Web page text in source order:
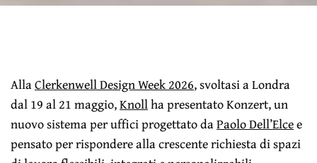
AllaClerkenwell Design Week 2026, svoltasi a Londra
dal 19 al 21 maggio,Knollha presentato Konzert, un
nuovo sistema per uffici progettato daPaolo Dell’Elcee
pensato per rispondere alla crescente richiesta di spazi